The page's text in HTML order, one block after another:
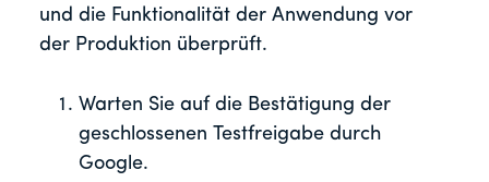
und die Funktionalität der Anwendung vor
der Produktion überprüft.
Warten Sie auf die Bestätigung der
geschlossenen Testfreigabe durch
Google.